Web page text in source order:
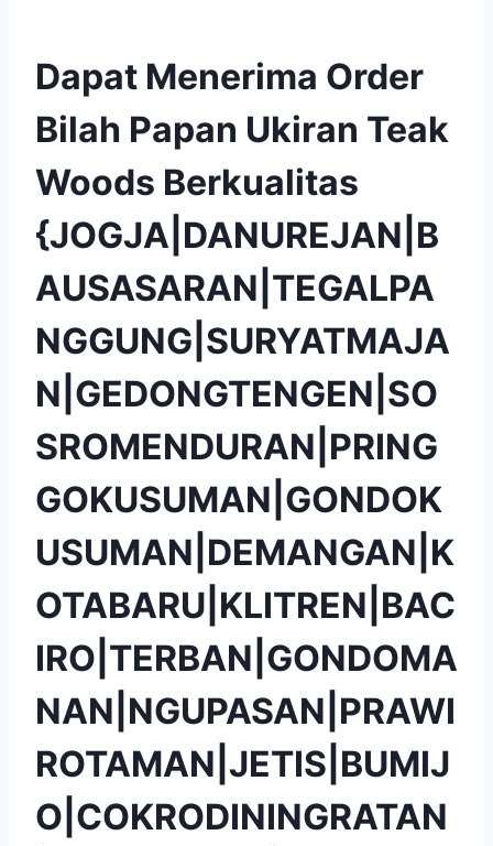
Dapat Menerima Order
Bilah Papan Ukiran Teak
Woods Berkualitas
{JOGJA|DANUREJAN|B
AUSASARAN|TEGALPA
NGGUNG|SURYATMAJA
N|GEDONGTENGEN|SO
SROMENDURAN|PRING
GOKUSUMAN|GONDOK
USUMAN|DEMANGAN|K
OTABARU|KLITREN|BAC
IRO|TERBAN|GONDOMA
NAN|NGUPASAN|PRAWI
ROTAMAN|JETIS|BUMIJ
O|COKRODININGRATAN